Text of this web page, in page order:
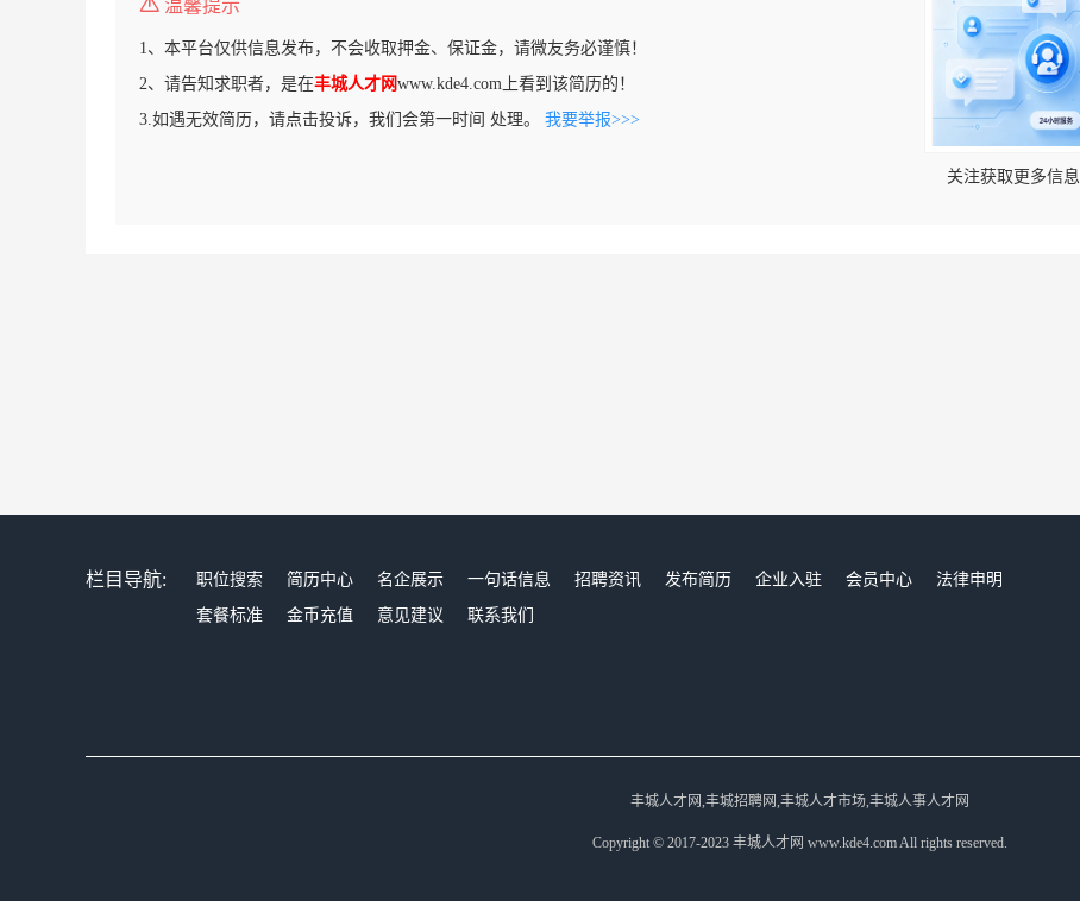
温馨提示
1、本平台仅供信息发布，不会收取押金、保证金，请微友务必谨慎！
2、请告知求职者，是在丰城人才网www.kde4.com上看到该简历的！
3.如遇无效简历，请点击投诉，我们会第一时间 处理。 我要举报>>>
关注获取更多信息
栏目导航: 职位搜索 简历中心 名企展示 一句话信息 招聘资讯 发布简历 企业入驻 会员中心
法律申明
套餐标准
金币充值 意见建议 联系我们
丰城人才网,丰城招聘网,丰城人才市场,丰城人事人才网
Copyright © 2017-2023 丰城人才网 www.kde4.com All rights reserved.